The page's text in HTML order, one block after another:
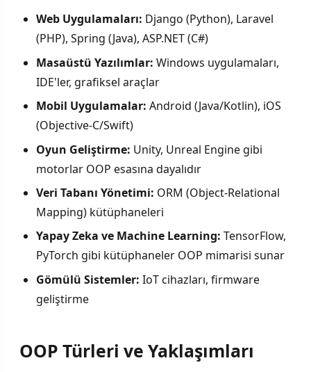
Web Uygulamaları: Django (Python), Laravel
(PHP), Spring (Java), ASP.NET (C#)
Masaüstü Yazılımlar: Windows uygulamaları,
IDE'ler, grafiksel araçlar
Mobil Uygulamalar: Android (Java/Kotlin), iOS
(Objective-C/Swift)
Oyun Geliştirme: Unity, Unreal Engine gibi
motorlar OOP esasına dayalıdır
Veri Tabanı Yönetimi: ORM (Object-Relational
Mapping) kütüphaneleri
Yapay Zeka ve Machine Learning: TensorFlow,
PyTorch gibi kütüphaneler OOP mimarisi sunar
Gömülü Sistemler: IoT cihazları, firmware
geliştirme
OOP Türleri ve Yaklaşımları